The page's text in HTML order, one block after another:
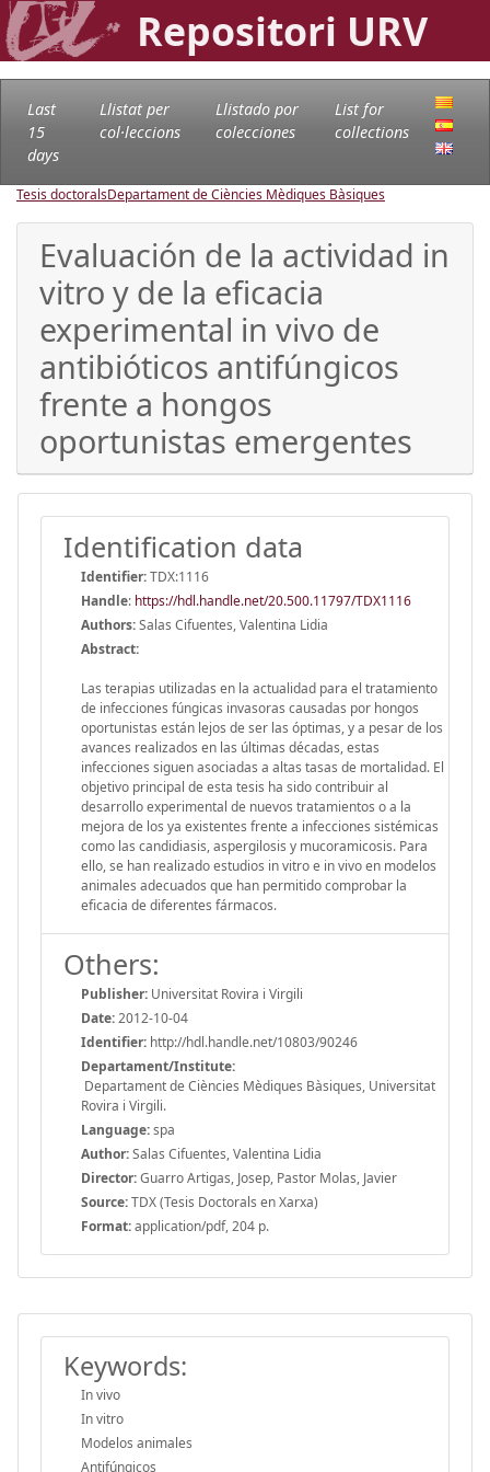
Repositori URV
Last
15
days
Llistat per
col·leccions
Llistado por
colecciones
List for
collections
Tesis doctoralsDepartament de Ciències Mèdiques Bàsiques
Evaluación de la actividad in
vitro y de la eficacia
experimental in vivo de
antibióticos antifúngicos
frente a hongos
oportunistas emergentes
Identification data
Identifier:TDX:1116
Handle: https://hdl.handle.net/20.500.11797/TDX1116
Authors:Salas Cifuentes, Valentina Lidia
Abstract:
Las terapias utilizadas en la actualidad para el tratamiento
de infecciones fúngicas invasoras causadas por hongos
oportunistas están lejos de ser las óptimas, y a pesar de los
avances realizados en las últimas décadas, estas
infecciones siguen asociadas a altas tasas de mortalidad. El
objetivo principal de esta tesis ha sido contribuir al
desarrollo experimental de nuevos tratamientos o a la
mejora de los ya existentes frente a infecciones sistémicas
como las candidiasis, aspergilosis y mucoramicosis. Para
ello, se han realizado estudios in vitro e in vivo en modelos
animales adecuados que han permitido comprobar la
eficacia de diferentes fármacos.
Others:
Publisher: Universitat Rovira i Virgili
Date:2012-10-04
Identifier: http://hdl.handle.net/10803/90246
Departament/Institute:
Departament de Ciències Mèdiques Bàsiques, Universitat
Rovira i Virgili.
Language:spa
Author:Salas Cifuentes, Valentina Lidia
Director:Guarro Artigas, Josep, Pastor Molas, Javier
Source:TDX (Tesis Doctorals en Xarxa)
Format:application/pdf, 204 p.
Keywords:
In vivo
In vitro
Modelos animales
Antifúngicos